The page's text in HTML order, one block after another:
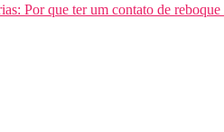
Por que ter um contato de